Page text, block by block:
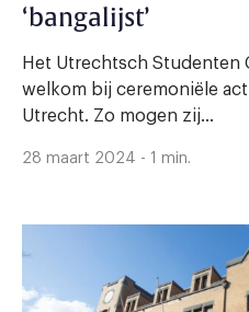
‘bangalijst’
Het Utrechtsch Studenten
welkom bij ceremoniële
Utrecht. Zo mogen zij...
28 maart 2024 - 1 min.